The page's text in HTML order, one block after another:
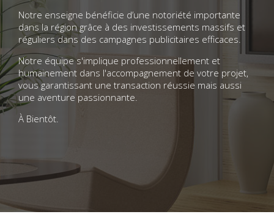
Notre enseigne bénéficie d’une notoriété importante
dans la région grâce à des investissements massifs et
réguliers dans des campagnes publicitaires efficaces.
Notre équipe s'implique professionnellement et
humainement dans l'accompagnement de votre projet,
vous garantissant une transaction réussie mais aussi
une aventure passionnante.
À Bientôt.